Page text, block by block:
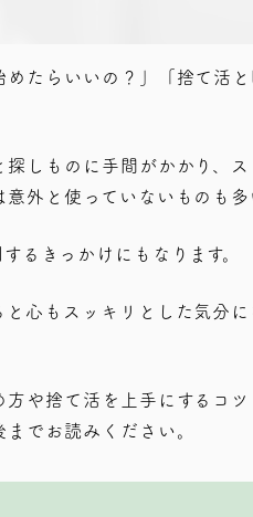
めたらいいの？」「捨て活
しものに手間がかかり、
外と使っていないものも多
るきっかけにもなります。
心もスッキリとした気分
方や捨て活を上手にするコ
でお読みください。